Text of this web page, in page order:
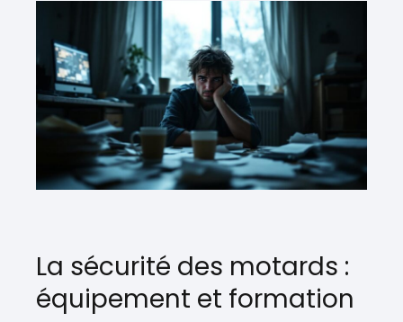
La sécurité des motards :
équipement et formation